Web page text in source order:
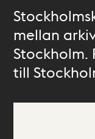
mellan
Stockholm.
till